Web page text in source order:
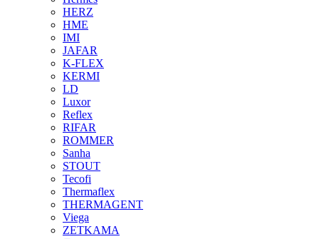
HERZ
HME
IMI
JAFAR
K-FLEX
KERMI
LD
Luxor
Reflex
RIFAR
ROMMER
Sanha
STOUT
Tecofi
Thermaflex
THERMAGENT
Viega
ZETKAMA